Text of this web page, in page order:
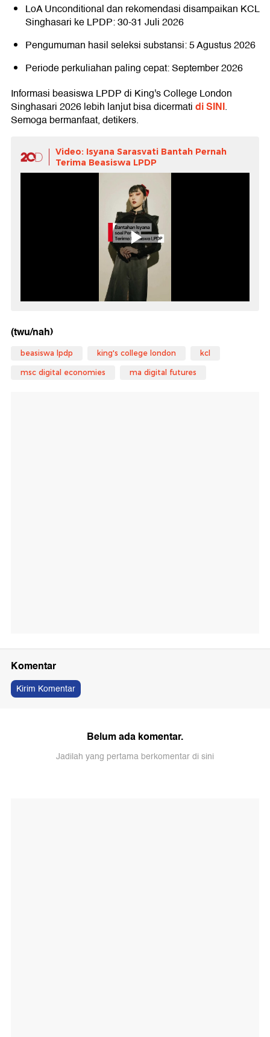
LoA Unconditional dan rekomendasi disampaikan KCL
Singhasari ke LPDP: 30-31 Juli 2026
Pengumuman hasil seleksi substansi: 5 Agustus 2026
Periode perkuliahan paling cepat: September 2026
Informasi beasiswa LPDP di King's College London
Singhasari 2026 lebih lanjut bisa dicermatidi SINI.
Semoga bermanfaat, detikers.
Video: Isyana Sarasvati Bantah Pernah
Terima Beasiswa LPDP
(twu/nah)
beasiswa lpdp king's college london kcl
msc digital economies ma digital futures
Komentar
Kirim Komentar
Belum ada komentar.
Jadilah yang pertama berkomentar di sini